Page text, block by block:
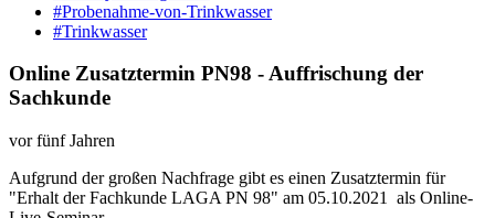
#Probenahme-von-Trinkwasser
#Trinkwasser
Online Zusatztermin PN98 - Auffrischung der
Sachkunde
vor fünf Jahren
Aufgrund der großen Nachfrage gibt es einen Zusatztermin für
"Erhalt der Fachkunde LAGA PN 98" am 05.10.2021 als Online-